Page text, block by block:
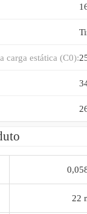
carga estática (C0):
22